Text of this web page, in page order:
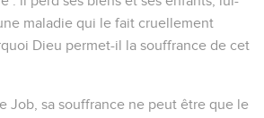
maladie qui le fait cruellement
Dieu permet-il la souffrance de cet
Job, sa souffrance ne peut être que le